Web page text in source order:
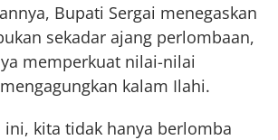
Bupati Sergai menegaskan
sekadar ajang perlombaan,
memperkuat nilai-nilai
kalam Ilahi.
ini, kita tidak hanya berlomba